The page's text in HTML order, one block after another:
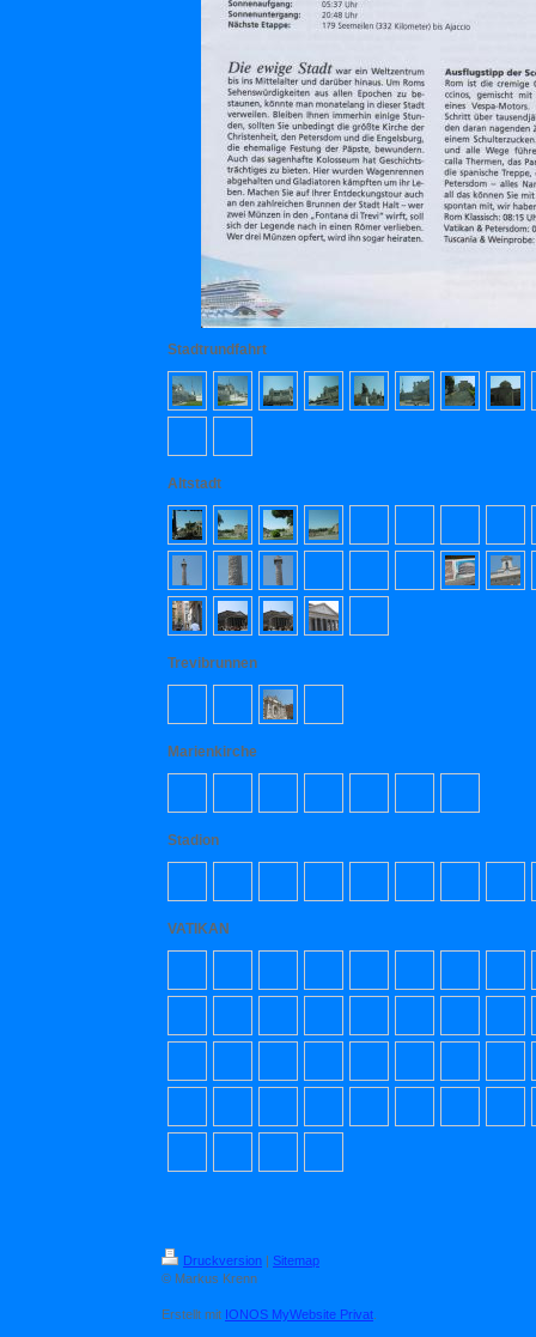
Stadtrundfahrt
Altstadt
Trevibrunnen
Marienkirche
Stadion
VATIKAN
Druckversion | Sitemap
© Markus Krenn
Erstellt mit IONOS MyWebsite Privat